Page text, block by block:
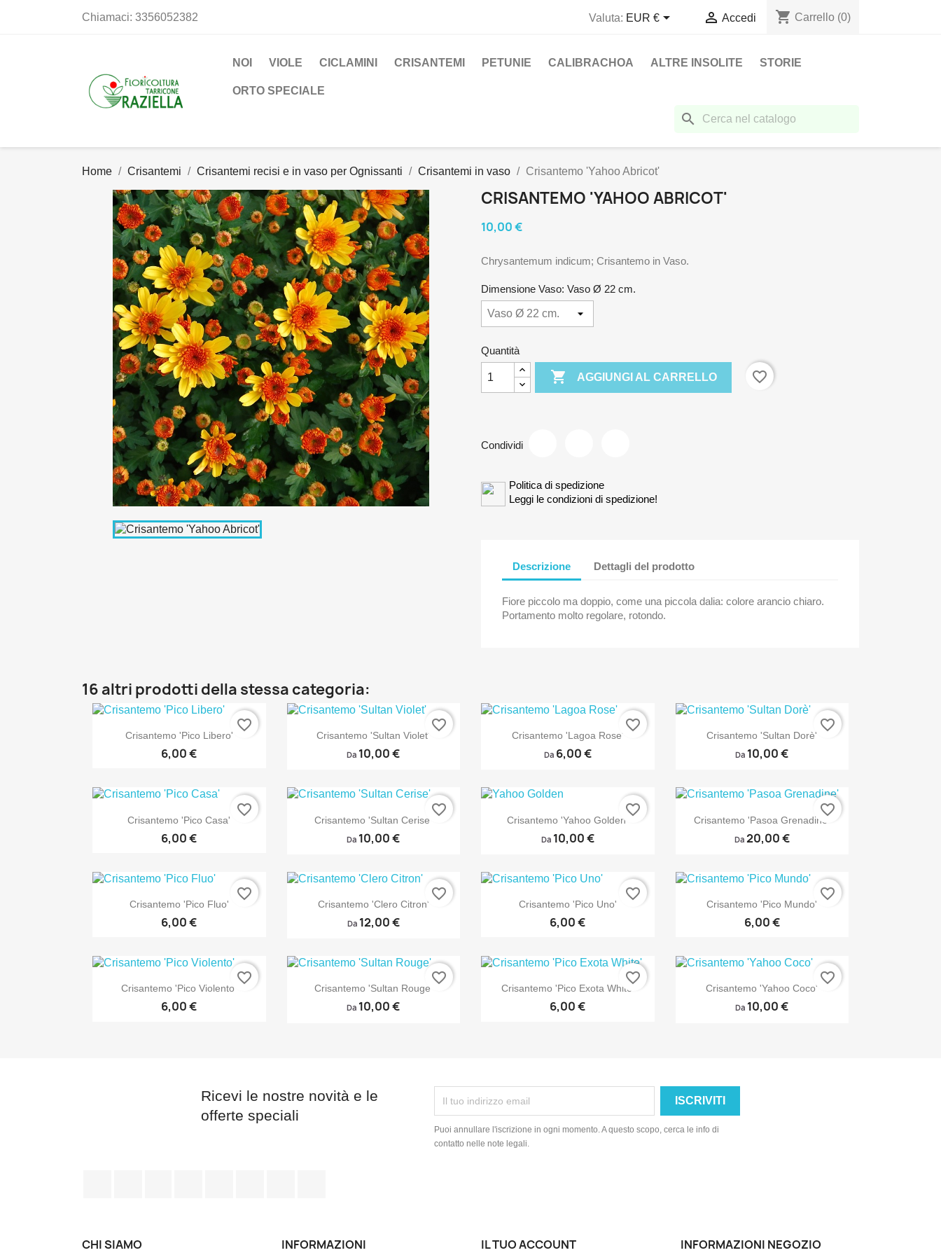
Chiamaci: 3356052382 Valuta: EUR €  Accedi shopping_cart Carrello (0)
NOI VIOLE CICLAMINI CRISANTEMI PETUNIE CALIBRACHOA ALTRE INSOLITE STORIE
ORTO SPECIALE
search
Home Crisantemi Crisantemi recisi e in vaso per Ognissanti Crisantemi in vaso Crisantemo 'Yahoo Abricot'
CRISANTEMO 'YAHOO ABRICOT'
10,00 €
Chrysantemum indicum; Crisantemo in Vaso.
Dimensione Vaso: Vaso Ø 22 cm.
Quantità
 AGGIUNGI AL CARRELLO favorite_border
Condividi
Politica di spedizione
Leggi le condizioni di spedizione!
Descrizione Dettagli del prodotto
Fiore piccolo ma doppio, come una piccola dalia: colore arancio chiaro.
Portamento molto regolare, rotondo.
16 altri prodotti della stessa categoria:
Anteprima
Crisantemo 'Pico Libero'
6,00 €
favorite_border Anteprima
Crisantemo 'Sultan Violet'
Da 10,00 €
favorite_border Anteprima
Crisantemo 'Lagoa Rose'
Da 6,00 €
favorite_border Anteprima
Crisantemo 'Sultan Dorè'
Da 10,00 €
favorite_border
Anteprima
Crisantemo 'Pico Casa'
6,00 €
favorite_border Anteprima
Crisantemo 'Sultan Cerise'
Da 10,00 €
favorite_border Anteprima
Crisantemo 'Yahoo Golden'
Da 10,00 €
favorite_border  Anteprima
Crisantemo 'Pasoa Grenadine'
Da 20,00 €
favorite_border
Anteprima
Crisantemo 'Pico Fluo'
6,00 €
favorite_border Anteprima
Crisantemo 'Clero Citron'
Da 12,00 €
favorite_border Anteprima
Crisantemo 'Pico Uno'
6,00 €
favorite_border Anteprima
Crisantemo 'Pico Mundo'
6,00 €
favorite_border
Anteprima
Crisantemo 'Pico Violento'
6,00 €
favorite_border Anteprima
Crisantemo 'Sultan Rouge'
Da 10,00 €
favorite_border Anteprima
Crisantemo 'Pico Exota White'
6,00 €
favorite_border Anteprima
Crisantemo 'Yahoo Coco'
Da 10,00 €
favorite_border
Ricevi le nostre novità e le
offerte speciali
Puoi annullare l'iscrizione in ogni momento. A questo scopo, cerca le info di
contatto nelle note legali.
CHI SIAMO INFORMAZIONI IL TUO ACCOUNT INFORMAZIONI NEGOZIO